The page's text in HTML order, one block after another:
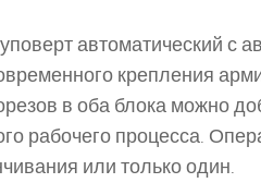
автоматический с
крепления
в оба блока можно
рабочего процесса.
или только один.